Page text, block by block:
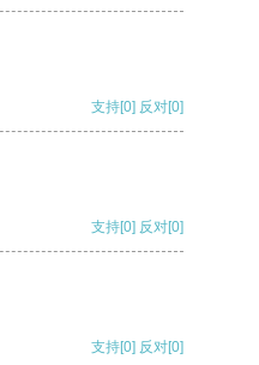
支持[0] 反对[0]
支持[0] 反对[0]
支持[0] 反对[0]